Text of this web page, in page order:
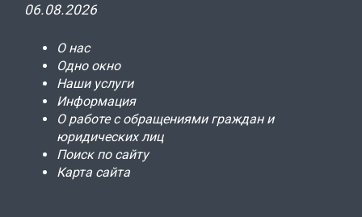
06.08.2026
О нас
Одно окно
Наши услуги
Информация
О работе с обращениями граждан и
юридических лиц
Поиск по сайту
Карта сайта